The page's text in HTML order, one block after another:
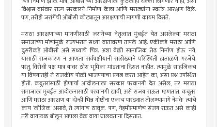
विश्वास वारंवार राज्य सरकारने निर्माण केला आणि मराठ्यांना स्वतंत्र आरक्षण दिले.
पण, तरीही जरांगेंची ओबीसी कोट्यातून आरक्षणाची मागणी कायम दिसते.
मराठा आरक्षणाच्या मागणीसाठी जरांगेंच्या नेतृत्वात मुंबईत येत असलेल्या मराठा
समाजाच्या मोर्चामुळे राज्यभरात सध्या वातावरण तापले आहे. एकीकडे मराठा आणि
दुसरीकडे ओबीसी असे सध्याचे चित्र. अशा वेळी सामाजिक तेढ निर्माण होऊ नये,
यासाठी राजकारण न आणता सर्वपक्षीयांनी सलोख्याने परिस्थिती हाताळणे गरजेचे.
परंतु, विरोधी पक्ष मात्र यावर ठोस भूमिका मांडताना दिसत नाहीत. त्यामुळे साहजिकच
या विषयातही ते राजकीय पोळी भाजण्याचा प्रयत्न करत आहेत का, असा प्रश्न उपस्थित
होतो. कबुतरांसाठी होणार्या आंदोलनाला सरकार परवानगी देत असेल, तर मराठा
समाजाला मुंबईत आंदोलनासाठी परवानगी द्यावी, असे संजय राऊत म्हणतात. कबूतर
आणि मराठा आरक्षण या दोन्ही भिन्न गोष्टींना एकाच पारड्यात तोलण्यामागे नेमके त्यांचे
काय ‘लॉजिक’ असावे, ते त्यांनाच ठावूक. पण, नेहमीप्रमाणेच संजय राऊत असे काही
तरी वायफळ बोलून आपला वेळ वाया घालवताना दिसतात.